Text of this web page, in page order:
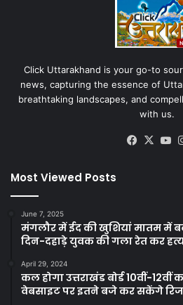
Click Uttarakhand is your go-to
news, capturing the essence of
breathtaking landscapes, and
with us.
X
Most Viewed Posts
June 7, 2025
मंगलौर में ईद की खुशियां मातम में
दिन-दहाड़े युवक की गला रेत कर
April 29, 2024
कल होगा उत्तराखंड बोर्ड 10वीं-12वीं
वेबसाइट पर इतने बजे कर सकेंगे